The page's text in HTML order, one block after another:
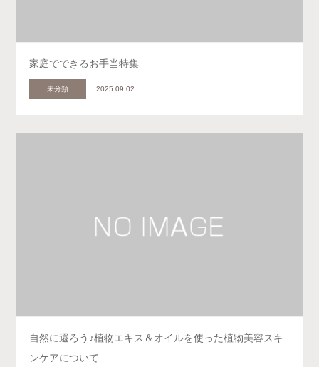
家庭でできるお手当特集
未分類 2025.09.02
自然に還ろう♪植物エキス＆オイルを使った植物美容スキ
ンケアについて